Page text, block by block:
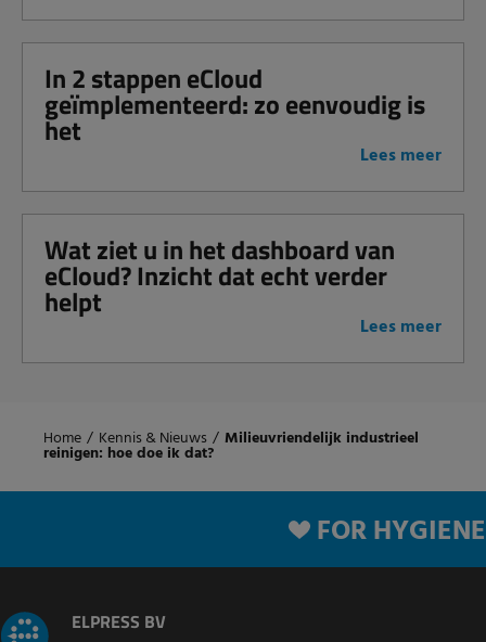
In 2 stappen eCloud
geïmplementeerd: zo eenvoudig is
het
Lees meer
Wat ziet u in het dashboard van
eCloud? Inzicht dat echt verder
helpt
Lees meer
Home / Kennis & Nieuws / Milieuvriendelijk industrieel
reinigen: hoe doe ik dat?
FOR HYGIENE
ELPRESS BV